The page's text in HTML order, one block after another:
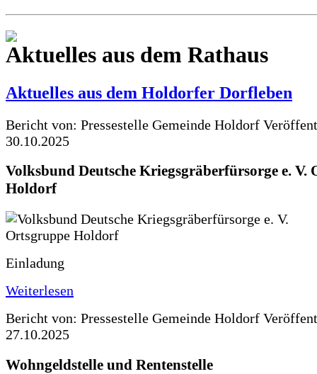
Aktuelles aus dem Rathaus
Aktuelles aus dem Holdorfer Dorfleben
Bericht von: Pressestelle Gemeinde Holdorf
30.10.2025
Volksbund Deutsche Kriegsgräberfürsorge e. V.
Holdorf
Einladung
Weiterlesen
Bericht von: Pressestelle Gemeinde Holdorf
27.10.2025
Wohngeldstelle und Rentenstelle